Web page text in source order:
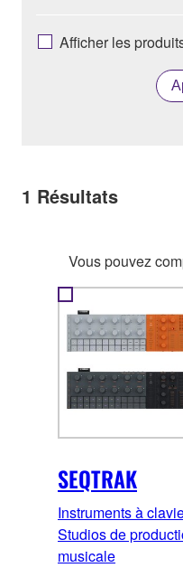
Afficher les
1 Résultats
Vous pouvez
SEQTRAK
Instruments à
Studios de
musicale